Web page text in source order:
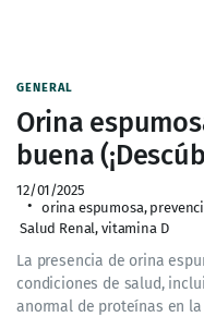
GENERAL
Orina
buena
12/01/2025
orina espumosa,
Salud Renal, vitamina D
La presencia de orina
condiciones de salud,
anormal de proteínas en